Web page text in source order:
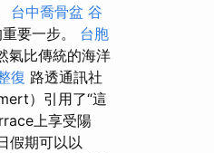
台中喬骨盆 谷
要一步。 台胞
氣比傳統的海洋
復 路透通訊社
）引用了“這
上享受陽
假期可以以